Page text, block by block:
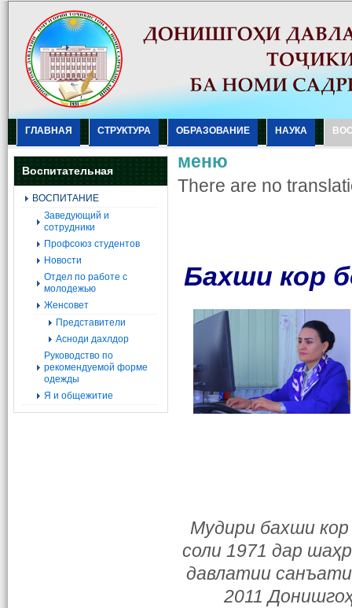
ГЛАВНАЯ СТРУКТУРА ОБРАЗОВАНИЕ НАУКА
Воспитательная
ВОСПИТАНИЕ
Заведующий и
сотрудники
Профсоюз студентов
Новости
Отдел по работе с
молодежью
Женсовет
Представители
Асноди дахлдор
Руководство по
рекомендуемой форме
одежды
Я и общежитие
меню
There are no
Бахши кор
Мудири бахши
соли 1971 дар
давлатии
2011